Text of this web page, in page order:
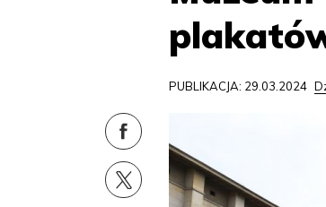
PUBLIKACJA: 29.03.2024